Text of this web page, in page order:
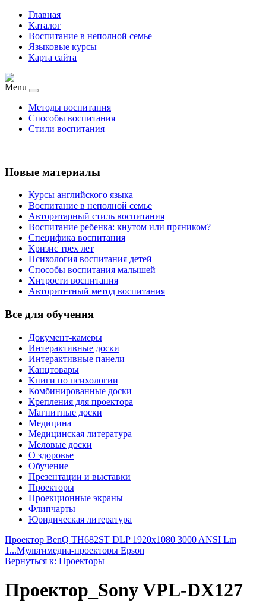
Главная
Каталог
Воспитание в неполной семье
Языковые курсы
Карта сайта
Menu
Методы воспитания
Способы воспитания
Стили воспитания
Новые материалы
Курсы английского языка
Воспитание в неполной семье
Авторитарный стиль воспитания
Воспитание ребенка: кнутом или пряником?
Специфика воспитания
Кризис трех лет
Психология воспитания детей
Способы воспитания малышей
Хитрости воспитания
Авторитетный метод воспитания
Все для обучения
Документ-камеры
Интерактивные доски
Интерактивные панели
Канцтовары
Книги по психологии
Комбинированные доски
Крепления для проектора
Магнитные доски
Медицина
Медицинская литература
Меловые доски
О здоровье
Обучение
Презентации и выставки
Проекторы
Проекционные экраны
Флипчарты
Юридическая литература
Проектор BenQ TH682ST DLP 1920x1080 3000 ANSI Lm
1...Мультимедиа-проекторы Epson
Вернуться к: Проекторы
Проектор_Sony VPL-DX127